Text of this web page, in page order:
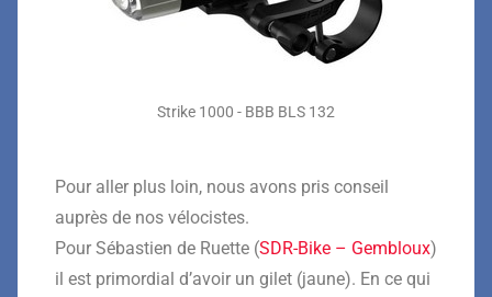
Strike 1000 - BBB BLS 132
Pour aller plus loin, nous avons pris conseil
auprès de nos vélocistes.
Pour Sébastien de Ruette (SDR-Bike – Gembloux)
il est primordial d’avoir un gilet (jaune). En ce qui